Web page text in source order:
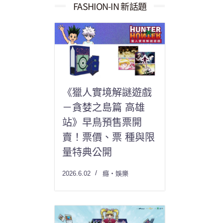
果： FASHION-IN 新話題
《獵人實境解謎遊戲
－貪婪之島篇 高雄
站》早鳥預售票開
賣！票價、票 種與限
量特典公開
2026.6.02 癮・娛樂